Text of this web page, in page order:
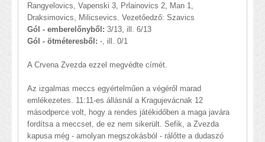
Rangyelovics, Vapenski 3, Prlainovics 2, Man 1,
Draksimovics, Milicsevics. Vezetőedző: Szavics
Gól - emberelőnyből: 3/13, ill. 6/13
Gól - ötméteresből: -, ill. 0/1
A Crvena Zvezda ezzel megvédte címét.
Az izgalmas meccs egyértelműen a végéről marad
emlékezetes. 11:11-es állásnál a Kragujevácnak 12
másodperce volt, hogy a rendes játékidőben a maga javára
fordítsa a meccset, de ez nem sikerült. Sefik, a Zvezda
kapusa még - amolyan megszokásból - rálőtte a dudaszó